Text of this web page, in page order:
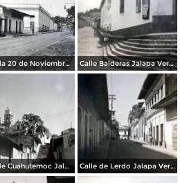
Avenida 20 de Noviembre Jalapa Veracruz. Calle Balderas Jalapa Veracruz.
Calle de Cuahutemoc Jalapa Veracruz. Calle de Lerdo Jalapa Veracruz.